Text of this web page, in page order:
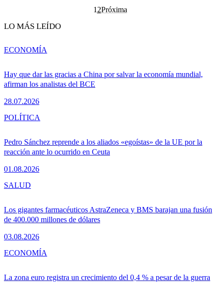
1 2Próxima
LO MÁS LEÍDO
Hay que dar las gracias a China por salvar la economía mundial,
afirman los analistas del BCE
28.07.2026
ECONOMÍA
Pedro Sánchez reprende a los aliados «egoístas» de la UE por la
reacción ante lo ocurrido en Ceuta
01.08.2026
POLÍTICA
Los gigantes farmacéuticos AstraZeneca y BMS barajan una fusión
de 400.000 millones de dólares
03.08.2026
SALUD
La zona euro registra un crecimiento del 0,4 % a pesar de la guerra
ECONOMÍA